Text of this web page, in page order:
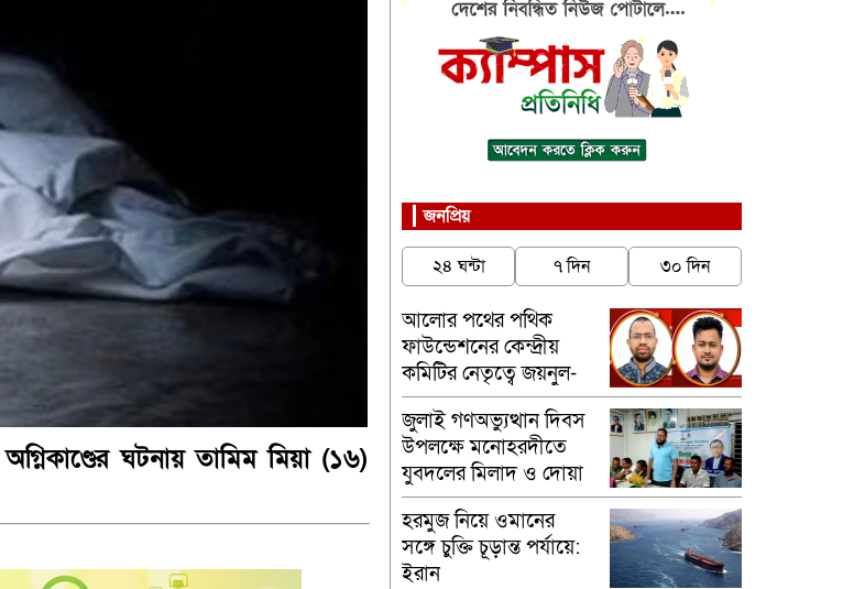
ঘটনায় তামিম মিয়া (১৬)
জনপ্রিয়
২৪ ঘন্টা ৭ দিন ৩০ দিন
আলোর পথের পথিক
ফাউন্ডেশনের কেন্দ্রীয়
কমিটির নেতৃত্বে জয়নুল-
মাসুম
জুলাই গণঅভ্যুত্থান দিবস
উপলক্ষে মনোহরদীতে
যুবদলের মিলাদ ও দোয়া
মাহফিল অনুষ্ঠিত
হরমুজ নিয়ে ওমানের
সঙ্গে চুক্তি চূড়ান্ত পর্যায়ে:
ইরান